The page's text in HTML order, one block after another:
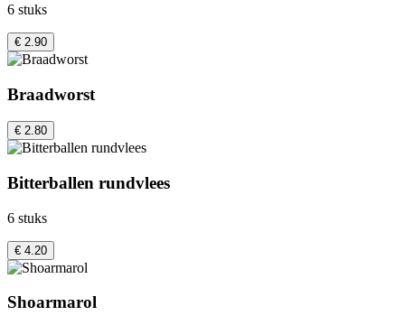
6 stuks
€ 2.90
Braadworst
€ 2.80
Bitterballen rundvlees
6 stuks
€ 4.20
Shoarmarol